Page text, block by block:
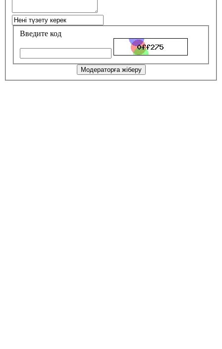
Введите код
Модераторға жіберу